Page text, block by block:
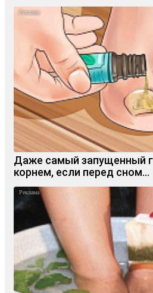
Даже самый запущенный
корнем, если перед сном…